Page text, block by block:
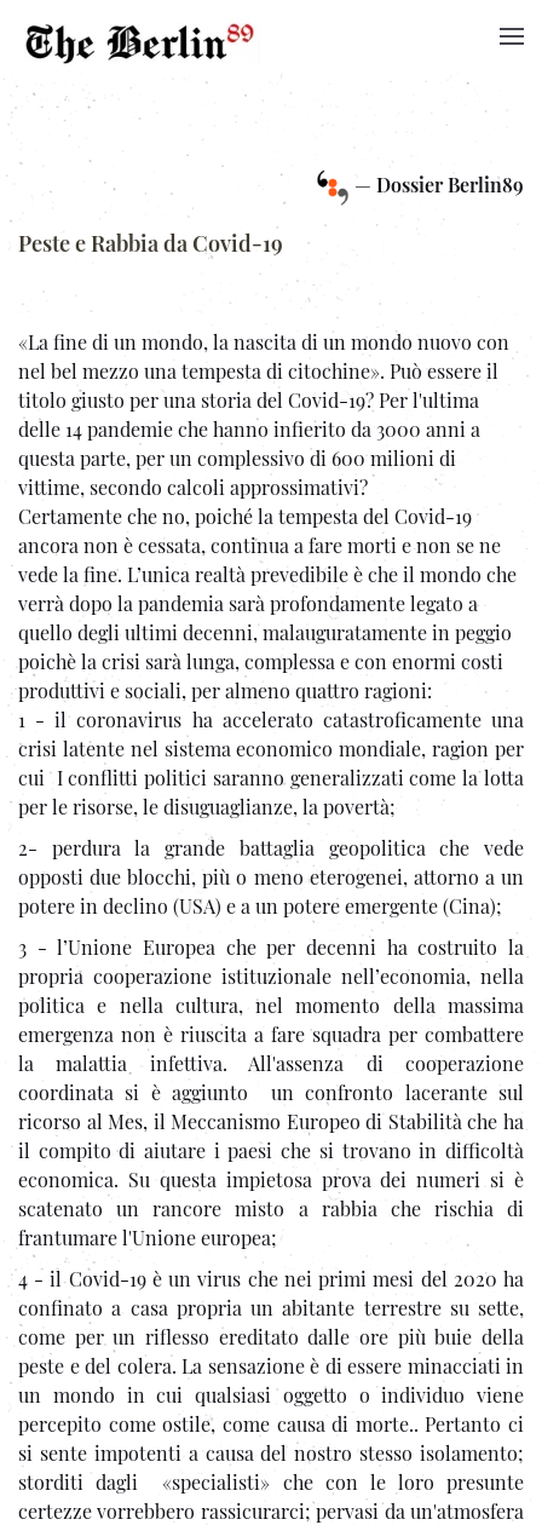
— Dossier Berlin89
Peste e Rabbia da Covid-19
«La fine di un mondo, la nascita di un mondo nuovo con
nel bel mezzo una tempesta di citochine». Può essere il
titolo giusto per una storia del Covid-19? Per l'ultima
delle 14 pandemie che hanno infierito da 3000 anni a
questa parte, per un complessivo di 600 milioni di
vittime, secondo calcoli approssimativi?
Certamente che no, poiché la tempesta del Covid-19
ancora non è cessata, continua a fare morti e non se ne
vede la fine. L’unica realtà prevedibile è che il mondo che
verrà dopo la pandemia sarà profondamente legato a
quello degli ultimi decenni, malauguratamente in peggio
poichè la crisi sarà lunga, complessa e con enormi costi
produttivi e sociali, per almeno quattro ragioni:
1 - il coronavirus ha accelerato catastroficamente una
crisi latente nel sistema economico mondiale, ragion per
cui I conflitti politici saranno generalizzati come la lotta
per le risorse, le disuguaglianze, la povertà;
2- perdura la grande battaglia geopolitica che vede
opposti due blocchi, più o meno eterogenei, attorno a un
potere in declino (USA) e a un potere emergente (Cina);
3 - l’Unione Europea che per decenni ha costruito la
propria cooperazione istituzionale nell’economia, nella
politica e nella cultura, nel momento della massima
emergenza non è riuscita a fare squadra per combattere
la malattia infettiva. All'assenza di cooperazione
coordinata si è aggiunto un confronto lacerante sul
ricorso al Mes, il Meccanismo Europeo di Stabilità che ha
il compito di aiutare i paesi che si trovano in difficoltà
economica. Su questa impietosa prova dei numeri si è
scatenato un rancore misto a rabbia che rischia di
frantumare l'Unione europea;
4 - il Covid-19 è un virus che nei primi mesi del 2020 ha
confinato a casa propria un abitante terrestre su sette,
come per un riflesso ereditato dalle ore più buie della
peste e del colera. La sensazione è di essere minacciati in
un mondo in cui qualsiasi oggetto o individuo viene
percepito come ostile, come causa di morte.. Pertanto ci
si sente impotenti a causa del nostro stesso isolamento;
storditi dagli «specialisti» che con le loro presunte
certezze vorrebbero rassicurarci; pervasi da un'atmosfera